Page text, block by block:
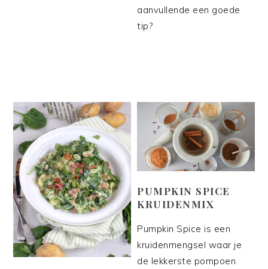
aanvullende een goede
tip?
PUMPKIN SPICE
KRUIDENMIX
Pumpkin Spice is een
kruidenmengsel waar je
de lekkerste pompoen